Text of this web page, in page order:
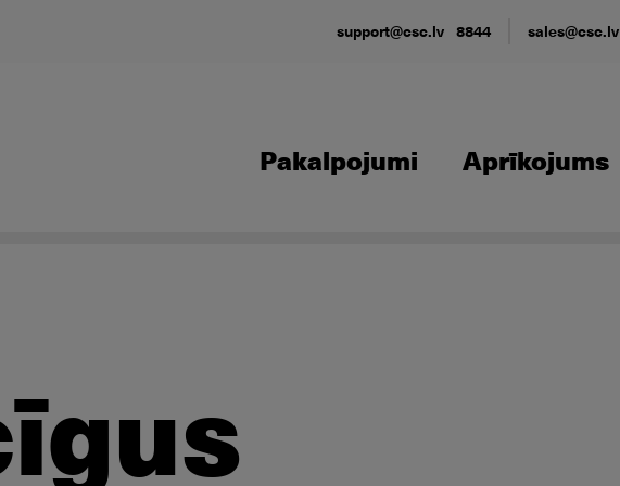
support@csc.lv 8844 sales@csc.lv
Pakalpojumi Aprīkojums